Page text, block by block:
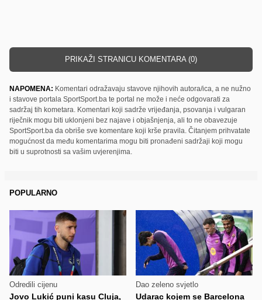
PRIKAŽI STRANICU KOMENTARA (0)
NAPOMENA: Komentari odražavaju stavove njihovih autora/ica, a ne nužno
i stavove portala SportSport.ba te portal ne može i neće odgovarati za
sadržaj tih kometara. Komentari koji sadrže vrijeđanja, psovanja i vulgaran
riječnik mogu biti uklonjeni bez najave i objašnjenja, ali to ne obavezuje
SportSport.ba da obriše sve komentare koji krše pravila. Čitanjem prihvatate
mogućnost da među komentarima mogu biti pronađeni sadržaji koji mogu
biti u suprotnosti sa vašim uvjerenjima.
POPULARNO
Odredili cijenu
Jovo Lukić puni kasu Cluja,
Dao zeleno svjetlo
Udarac kojem se Barcelona